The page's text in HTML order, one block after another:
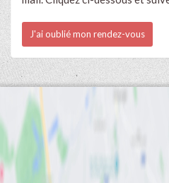
J'ai oublié mon rendez-vous